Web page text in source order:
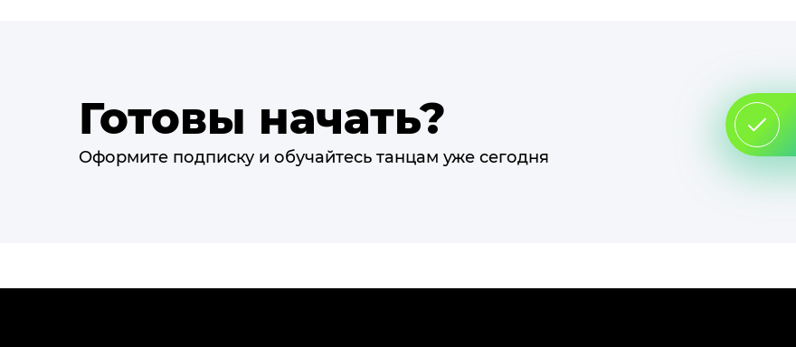
Готовы начать?
Оформите подписку и обучайтесь танцам уже сегодня